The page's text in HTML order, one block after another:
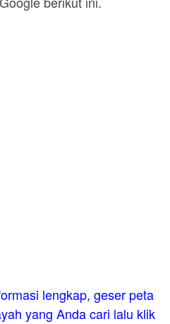
lengkap, geser peta
yang Anda cari lalu klik